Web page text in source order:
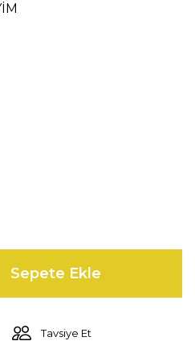
Sepete Ekle
Tavsiye Et